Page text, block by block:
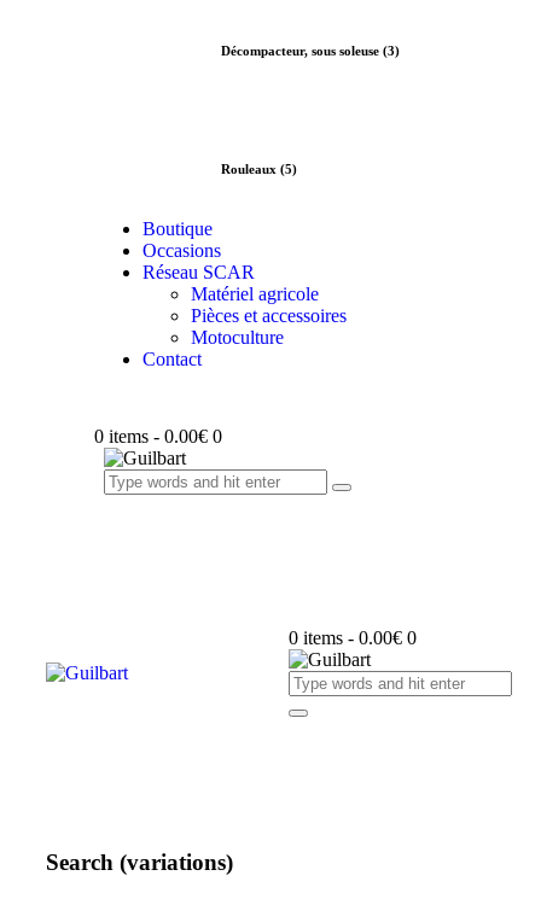
Décompacteur, sous soleuse (3)
Rouleaux (5)
Boutique
Occasions
Réseau SCAR
Matériel agricole
Pièces et accessoires
Motoculture
Contact
0 items - 0.00€ 0
0 items - 0.00€ 0
Search (variations)